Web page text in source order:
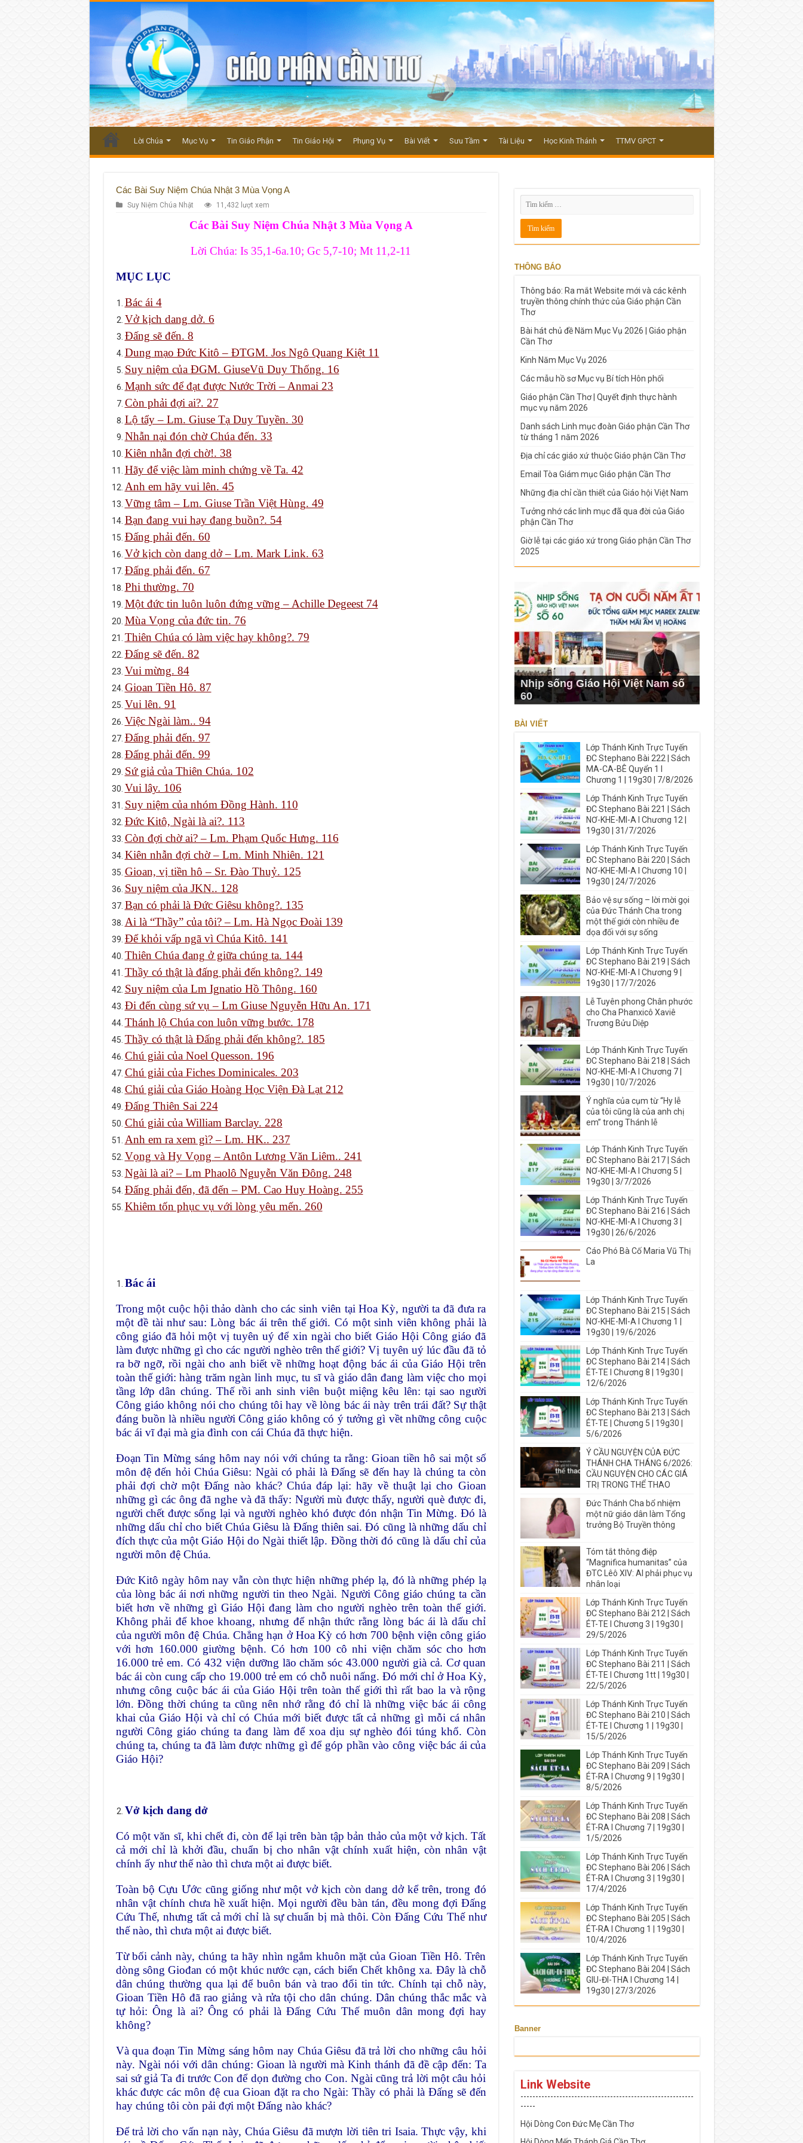
Lời Chúa Mục Vụ Tin Giáo Phận Tin Giáo Hội Phụng Vụ Bài Viết Sưu Tầm Tài Liệu Học Kinh Thánh TTMV GPCT
Các Bài Suy Niệm Chúa Nhật 3 Mùa Vọng A
Suy Niệm Chúa Nhật 11,432 lượt xem
Các Bài Suy Niệm Chúa Nhật 3 Mùa Vọng A
Lời Chúa: Is 35,1-6a.10; Gc 5,7-10; Mt 11,2-11
MỤC LỤC
Bác ái 4
Vở kịch dang dở. 6
Đấng sẽ đến. 8
Dung mạo Đức Kitô – ĐTGM. Jos Ngô Quang Kiệt 11
Suy niệm của ĐGM. GiuseVũ Duy Thống. 16
Mạnh sức để đạt được Nước Trời – Anmai 23
Còn phải đợi ai?. 27
Lộ tẩy – Lm. Giuse Tạ Duy Tuyền. 30
Nhẫn nại đón chờ Chúa đến. 33
Kiên nhẫn đợi chờ!. 38
Hãy để việc làm minh chứng về Ta. 42
Anh em hãy vui lên. 45
Vững tâm – Lm. Giuse Trần Việt Hùng. 49
Bạn đang vui hay đang buồn?. 54
Đấng phải đến. 60
Vở kịch còn dang dở – Lm. Mark Link. 63
Đấng phải đến. 67
Phi thường. 70
Một đức tin luôn luôn đứng vững – Achille Degeest 74
Mùa Vọng của đức tin. 76
Thiên Chúa có làm việc hay không?. 79
Đấng sẽ đến. 82
Vui mừng. 84
Gioan Tiền Hô. 87
Vui lên. 91
Việc Ngài làm.. 94
Đấng phải đến. 97
Đấng phải đến. 99
Sứ giả của Thiên Chúa. 102
Vui lây. 106
Suy niệm của nhóm Đồng Hành. 110
Đức Kitô, Ngài là ai?. 113
Còn đợi chờ ai? – Lm. Phạm Quốc Hưng. 116
Kiên nhẫn đợi chờ – Lm. Minh Nhiên. 121
Gioan, vị tiền hô – Sr. Đào Thuỷ. 125
Suy niệm của JKN.. 128
Bạn có phải là Đức Giêsu không?. 135
Ai là “Thầy” của tôi? – Lm. Hà Ngọc Đoài 139
Để khỏi vấp ngã vì Chúa Kitô. 141
Thiên Chúa đang ở giữa chúng ta. 144
Thầy có thật là đấng phải đến không?. 149
Suy niệm của Lm Ignatio Hồ Thông. 160
Đi đến cùng sứ vụ – Lm Giuse Nguyễn Hữu An. 171
Thánh lộ Chúa con luôn vững bước. 178
Thầy có thật là Đấng phải đến không?. 185
Chú giải của Noel Quesson. 196
Chú giải của Fiches Dominicales. 203
Chú giải của Giáo Hoàng Học Viện Đà Lạt 212
Đấng Thiên Sai 224
Chú giải của William Barclay. 228
Anh em ra xem gì? – Lm. HK.. 237
Vọng và Hy Vọng – Antôn Lương Văn Liêm.. 241
Ngài là ai? – Lm Phaolô Nguyễn Văn Đông. 248
Đấng phải đến, đã đến – PM. Cao Huy Hoàng. 255
Khiêm tốn phục vụ với lòng yêu mến. 260
Bác ái
Trong một cuộc hội thảo dành cho các sinh viên tại Hoa Kỳ, người ta đã đưa ra
một đề tài như sau: Lòng bác ái trên thế giới. Có một sinh viên không phải là
công giáo đã hỏi một vị tuyên uý để xin ngài cho biết Giáo Hội Công giáo đã
làm được những gì cho các người nghèo trên thế giới? Vị tuyên uý lúc đầu đã tỏ
ra bỡ ngỡ, rồi ngài cho anh biết về những hoạt động bác ái của Giáo Hội trên
toàn thế giới: hàng trăm ngàn linh mục, tu sĩ và giáo dân đang làm việc cho mọi
tầng lớp dân chúng. Thế rồi anh sinh viên buột miệng kêu lên: tại sao người
Công giáo không nói cho chúng tôi hay về lòng bác ái này trên trái đất? Sự thật
đáng buồn là nhiều người Công giáo không có ý tưởng gì vềt những công cuộc
bác ái vĩ đại mà gia đình con cái Chúa đã thực hiện.
Đoạn Tin Mừng sáng hôm nay nói với chúng ta rằng: Gioan tiền hô sai một số
môn đệ đến hỏi Chúa Giêsu: Ngài có phải là Đấng sẽ đến hay là chúng ta còn
phải đợi chờ một Đấng nào khác? Chúa đáp lại: hãy về thuật lại cho Gioan
những gì các ông đã nghe và đã thấy: Người mù được thấy, người què được đi,
người chết được sống lại và người nghèo khó được đón nhận Tin Mừng. Đó là
những dấu chỉ cho biết Chúa Giêsu là Đấng thiên sai. Đó cũng là những dấu chỉ
đích thực của một Giáo Hội do Ngài thiết lập. Đồng thời đó cũng là dấu chỉ của
người môn đệ Chúa.
Đức Kitô ngày hôm nay vẫn còn thực hiện những phép lạ, đó là những phép lạ
của lòng bác ái nơi những người tin theo Ngài. Người Công giáo chúng ta cần
biết hơn về những gì Giáo Hội đang làm cho người nghèo trên toàn thế giới.
Không phải để khoe khoang, nhưng để nhận thức rằng lòng bác ái là dấu chỉ
của người môn đệ Chúa. Chẳng hạn ở Hoa Kỳ có hơn 700 bệnh viện công giáo
với hơn 160.000 giường bệnh. Có hơn 100 cô nhi viện chăm sóc cho hơn
16.000 trẻ em. Có 432 viện dưỡng lão chăm sóc 43.000 người già cả. Cơ quan
bác ái còn cung cấp cho 19.000 trẻ em có chỗ nuôi nấng. Đó mới chỉ ở Hoa Kỳ,
nhưng công cuộc bác ái của Giáo Hội trên toàn thế giới thì rất bao la và rộng
lớn. Đồng thời chúng ta cũng nên nhớ rằng đó chỉ là những việc bác ái công
khai của Giáo Hội và chỉ có Chúa mới biết được tất cả những gì mỗi cá nhân
người Công giáo chúng ta đang làm để xoa dịu sự nghèo đói túng khổ. Còn
chúng ta, chúng ta đã làm được những gì để góp phần vào công việc bác ái của
Giáo Hội?
Vở kịch dang dở
Có một văn sĩ, khi chết đi, còn để lại trên bàn tập bản thảo của một vở kịch. Tất
cả mới chỉ là khởi đầu, chuẩn bị cho nhân vật chính xuất hiện, còn nhân vật
chính ấy như thế nào thì chưa một ai được biết.
Toàn bộ Cựu Ước cũng giống như một vở kịch còn dang dở kể trên, trong đó
nhân vật chính chưa hề xuất hiện. Mọi người đều bàn tán, đều mong đợi Đấng
Cứu Thế, nhưng tất cả mới chỉ là sự chuẩn bị mà thôi. Còn Đấng Cứu Thế như
thế nào, thì chưa một ai được biết.
Từ bối cảnh này, chúng ta hãy nhìn ngắm khuôn mặt của Gioan Tiền Hô. Trên
dòng sông Giođan có một khúc nước cạn, cách biển Chết không xa. Đây là chỗ
dân chúng thường qua lại để buôn bán và trao đổi tin tức. Chính tại chỗ này,
Gioan Tiền Hô đã rao giảng và rửa tội cho dân chúng. Dân chúng thắc mắc và
tự hỏi: Ông là ai? Ông có phải là Đấng Cứu Thế muôn dân mong đợi hay
không?
Và qua đoạn Tin Mừng sáng hôm nay Chúa Giêsu đã trả lời cho những câu hỏi
này. Ngài nói với dân chúng: Gioan là người mà Kinh thánh đã đề cập đến: Ta
sai sứ giả Ta đi trước Con để dọn đường cho Con. Ngài cũng trả lời một câu hỏi
khác được các môn đệ cua Gioan đặt ra cho Ngài: Thầy có phải là Đấng sẽ đến
hay chúng tôi còn pải đợi một Đấng nào khác?
Để trả lời cho vấn nạn này, Chúa Giêsu đã mượn lời tiên tri Isaia. Thực vậy, khi
THÔNG BÁO
Thông báo: Ra mắt Website mới và các kênh
truyền thông chính thức của Giáo phận Cần
Thơ
Bài hát chủ đề Năm Mục Vụ 2026 | Giáo phận
Cần Thơ
Kinh Năm Mục Vụ 2026
Các mẫu hồ sơ Mục vụ Bí tích Hôn phối
Giáo phận Cần Thơ | Quyết định thực hành
mục vụ năm 2026
Danh sách Linh mục đoàn Giáo phận Cần Thơ
từ tháng 1 năm 2026
Địa chỉ các giáo xứ thuộc Giáo phận Cần Thơ
Email Tòa Giám mục Giáo phận Cần Thơ
Những địa chỉ cần thiết của Giáo hội Việt Nam
Tưởng nhớ các linh mục đã qua đời của Giáo
phận Cần Thơ
Giờ lễ tại các giáo xứ trong Giáo phận Cần Thơ
2025
Nhịp sống Giáo Hội Việt Nam số
60
BÀI VIẾT
Lớp Thánh Kinh Trực Tuyến
ĐC Stephano Bài 222 | Sách
MA-CA-BÊ Quyển 1 I
Chương 1 | 19g30 | 7/8/2026
Lớp Thánh Kinh Trực Tuyến
ĐC Stephano Bài 221 | Sách
NƠ-KHE-MI-A I Chương 12 |
19g30 | 31/7/2026
Lớp Thánh Kinh Trực Tuyến
ĐC Stephano Bài 220 | Sách
NƠ-KHE-MI-A I Chương 10 |
19g30 | 24/7/2026
Bảo vệ sự sống – lời mời gọi
của Đức Thánh Cha trong
một thế giới còn nhiều đe
dọa đối với sự sống
Lớp Thánh Kinh Trực Tuyến
ĐC Stephano Bài 219 | Sách
NƠ-KHE-MI-A I Chương 9 |
19g30 | 17/7/2026
Lễ Tuyên phong Chân phước
cho Cha Phanxicô Xaviê
Trương Bửu Diệp
Lớp Thánh Kinh Trực Tuyến
ĐC Stephano Bài 218 | Sách
NƠ-KHE-MI-A I Chương 7 |
19g30 | 10/7/2026
Ý nghĩa của cụm từ “Hy lễ
của tôi cũng là của anh chị
em” trong Thánh lễ
Lớp Thánh Kinh Trực Tuyến
ĐC Stephano Bài 217 | Sách
NƠ-KHE-MI-A I Chương 5 |
19g30 | 3/7/2026
Lớp Thánh Kinh Trực Tuyến
ĐC Stephano Bài 216 | Sách
NƠ-KHE-MI-A I Chương 3 |
19g30 | 26/6/2026
Cáo Phó Bà Cố Maria Vũ Thị
La
Lớp Thánh Kinh Trực Tuyến
ĐC Stephano Bài 215 | Sách
NƠ-KHE-MI-A I Chương 1 |
19g30 | 19/6/2026
Lớp Thánh Kinh Trực Tuyến
ĐC Stephano Bài 214 | Sách
ÉT-TE I Chương 8 | 19g30 |
12/6/2026
Lớp Thánh Kinh Trực Tuyến
ĐC Stephano Bài 213 | Sách
ÉT-TE | Chương 5 | 19g30 |
5/6/2026
Ý CẦU NGUYỆN CỦA ĐỨC
THÁNH CHA THÁNG 6/2026:
CẦU NGUYỆN CHO CÁC GIÁ
TRỊ TRONG THỂ THAO
Đức Thánh Cha bổ nhiệm
một nữ giáo dân làm Tổng
trưởng Bộ Truyền thông
Tóm tắt thông điệp
“Magnifica humanitas” của
ĐTC Lêô XIV: AI phải phục vụ
nhân loại
Lớp Thánh Kinh Trực Tuyến
ĐC Stephano Bài 212 | Sách
ÉT-TE I Chương 3 | 19g30 |
29/5/2026
Lớp Thánh Kinh Trực Tuyến
ĐC Stephano Bài 211 | Sách
ÉT-TE I Chương 1tt | 19g30 |
22/5/2026
Lớp Thánh Kinh Trực Tuyến
ĐC Stephano Bài 210 | Sách
ÉT-TE I Chương 1 | 19g30 |
15/5/2026
Lớp Thánh Kinh Trực Tuyến
ĐC Stephano Bài 209 | Sách
ÉT-RA I Chương 9 | 19g30 |
8/5/2026
Lớp Thánh Kinh Trực Tuyến
ĐC Stephano Bài 208 | Sách
ÉT-RA I Chương 7 | 19g30 |
1/5/2026
Lớp Thánh Kinh Trực Tuyến
ĐC Stephano Bài 206 | Sách
ÉT-RA I Chương 3 | 19g30 |
17/4/2026
Lớp Thánh Kinh Trực Tuyến
ĐC Stephano Bài 205 | Sách
ÉT-RA I Chương 1 | 19g30 |
10/4/2026
Lớp Thánh Kinh Trực Tuyến
ĐC Stephano Bài 204 | Sách
GIU-ĐI-THA I Chương 14 |
19g30 | 27/3/2026
Banner
Link Website
----------------------------------------------------------
-----
Hội Dòng Con Đức Mẹ Cần Thơ